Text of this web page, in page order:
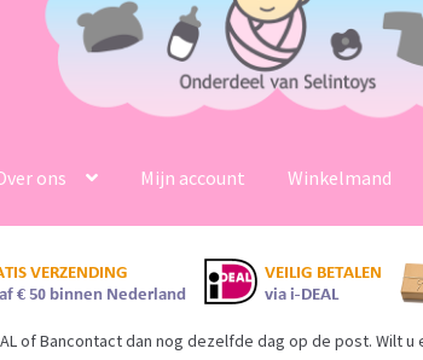
ons Mijn account Winkelmand
of Bancontact dan nog dezelfde dag op de post. Wilt u